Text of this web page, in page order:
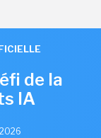
de la
IA